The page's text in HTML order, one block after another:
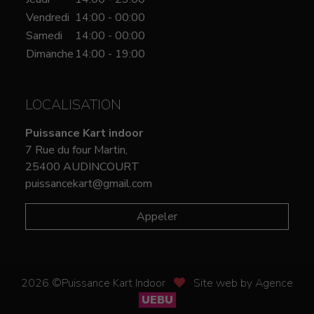
Vendredi 14:00 - 00:00
Samedi
14:00 - 00:00
Dimanche 14:00 - 19:00
LOCALISATION
Puissance Kart indoor
7 Rue du four Martin,
25400 AUDINCOURT
puissancekart@gmail.com
Appeler
2026 ©Puissance Kart Indoor
Site web by Agence
UEBU